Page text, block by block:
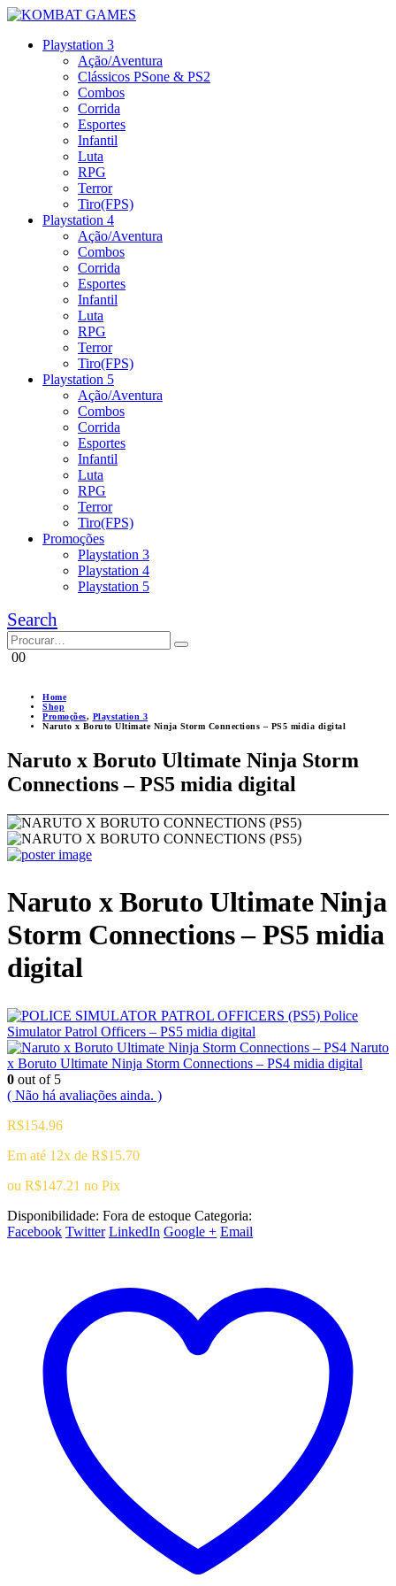
Playstation 3
Ação/Aventura
Clássicos PSone & PS2
Combos
Corrida
Esportes
Infantil
Luta
RPG
Terror
Tiro(FPS)
Playstation 4
Ação/Aventura
Combos
Corrida
Esportes
Infantil
Luta
RPG
Terror
Tiro(FPS)
Playstation 5
Ação/Aventura
Combos
Corrida
Esportes
Infantil
Luta
RPG
Terror
Tiro(FPS)
Promoções
Playstation 3
Playstation 4
Playstation 5
Search
00
Home
Shop
Promoções, Playstation 3
Naruto x Boruto Ultimate Ninja Storm Connections – PS5 midia digital
Naruto x Boruto Ultimate Ninja Storm
Connections – PS5 midia digital
Naruto x Boruto Ultimate Ninja
Storm Connections – PS5 midia
digital
Police
Simulator Patrol Officers – PS5 midia digital
Naruto
x Boruto Ultimate Ninja Storm Connections – PS4 midia digital
0 out of 5
( Não há avaliações ainda. )
R$154.96
Em até 12x de R$15.70
ou R$147.21 no Pix
Disponibilidade: Fora de estoque Categoria:
Facebook Twitter LinkedIn Google + Email